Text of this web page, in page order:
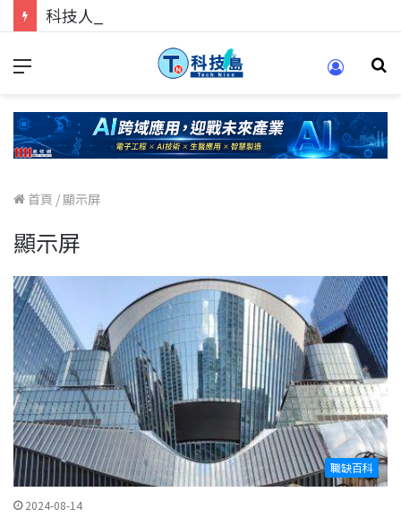
首頁 /顯示屏
顯示屏
職缺百科
2024-08-14